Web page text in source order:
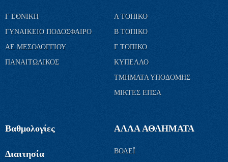
Γ ΕΘΝΙΚΗ
ΓΥΝΑΙΚΕΙΟ ΠΟΔΟΣΦΑΙΡΟ
ΑΕ ΜΕΣΟΛΟΓΓΙΟΥ
ΠΑΝΑΙΤΩΛΙΚΟΣ
Α ΤΟΠΙΚΟ
Β ΤΟΠΙΚΟ
Γ ΤΟΠΙΚΟ
ΚΥΠΕΛΛΟ
ΤΜΗΜΑΤΑ ΥΠΟΔΟΜΗΣ
ΜΙΚΤΕΣ ΕΠΣΑ
Βαθμολογίες
Διαιτησία
ΑΛΛΑ ΑΘΛΗΜΑΤΑ
ΒΟΛΕΪ